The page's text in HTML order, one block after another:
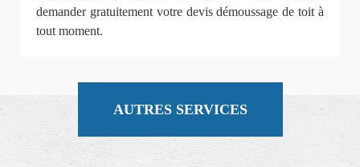
demander gratuitement votre devis démoussage de toit à
tout moment.
AUTRES SERVICES